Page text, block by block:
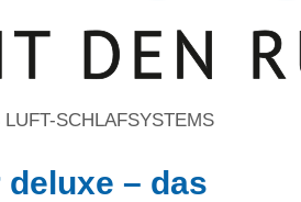
SCHLAFSYSTEMS
deluxe – das